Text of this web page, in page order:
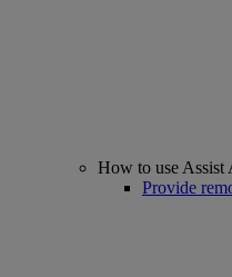
How to use Assist
Provide